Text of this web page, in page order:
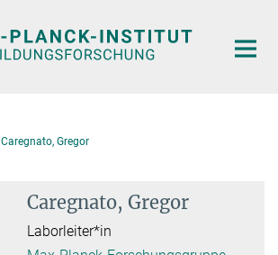
Caregnato, Gregor
Caregnato, Gregor
Laborleiter*in